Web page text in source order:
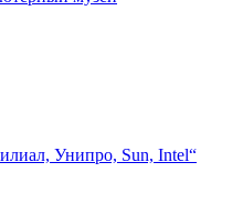
Унипро, Sun, Intel“